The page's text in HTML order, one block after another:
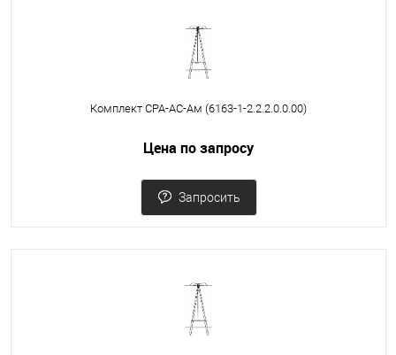
Комплект СРА-АС-Ам (6163-1-2.2.2.0.0.00)
Цена по запросу
Запросить